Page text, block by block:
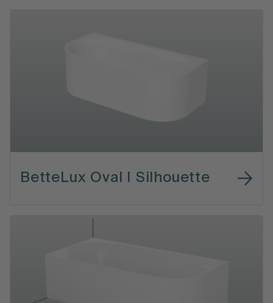
BetteLux Oval I Silhouette